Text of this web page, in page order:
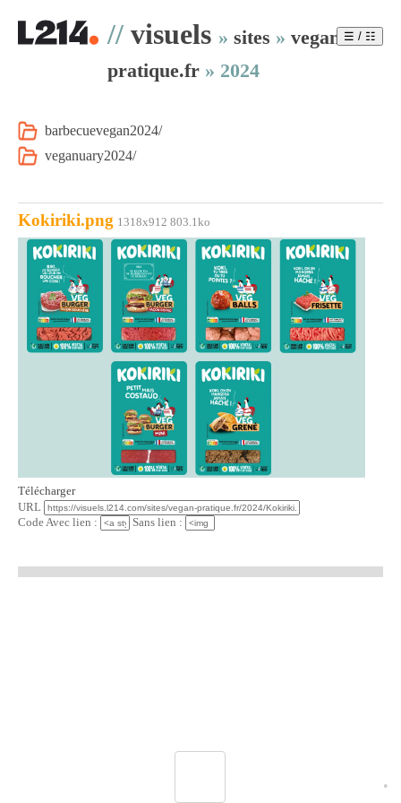
// visuels » sites » vegan-
pratique.fr » 2024
barbecuevegan2024/
veganuary2024/
Kokiriki.png 1318x912 803.1ko
Télécharger
URL
Code Avec lien :
Sans lien :
☰ / ☷
•